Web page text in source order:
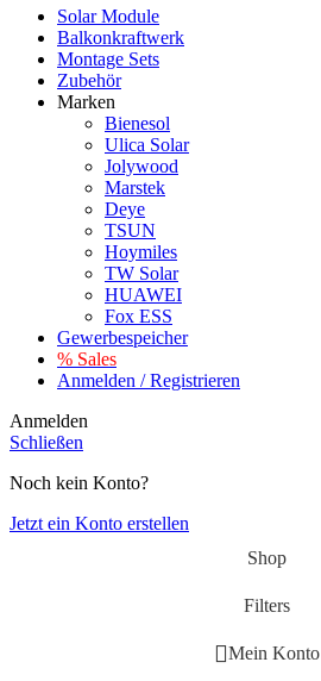
Solar Module
Balkonkraftwerk
Montage Sets
Zubehör
Marken
Bienesol
Ulica Solar
Jolywood
Marstek
Deye
TSUN
Hoymiles
TW Solar
HUAWEI
Fox ESS
Gewerbespeicher
% Sales
Anmelden / Registrieren
Anmelden
Schließen
Noch kein Konto?
Jetzt ein Konto erstellen
Shop
Filters
Mein Konto